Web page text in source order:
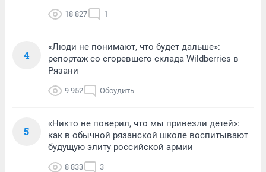
18 827 1
4
«Люди не понимают, что будет дальше»:
репортаж со сгоревшего склада Wildberries в
Рязани
9 952 Обсудить
5
«Никто не поверил, что мы привезли детей»:
как в обычной рязанской школе воспитывают
будущую элиту российской армии
8 833 3